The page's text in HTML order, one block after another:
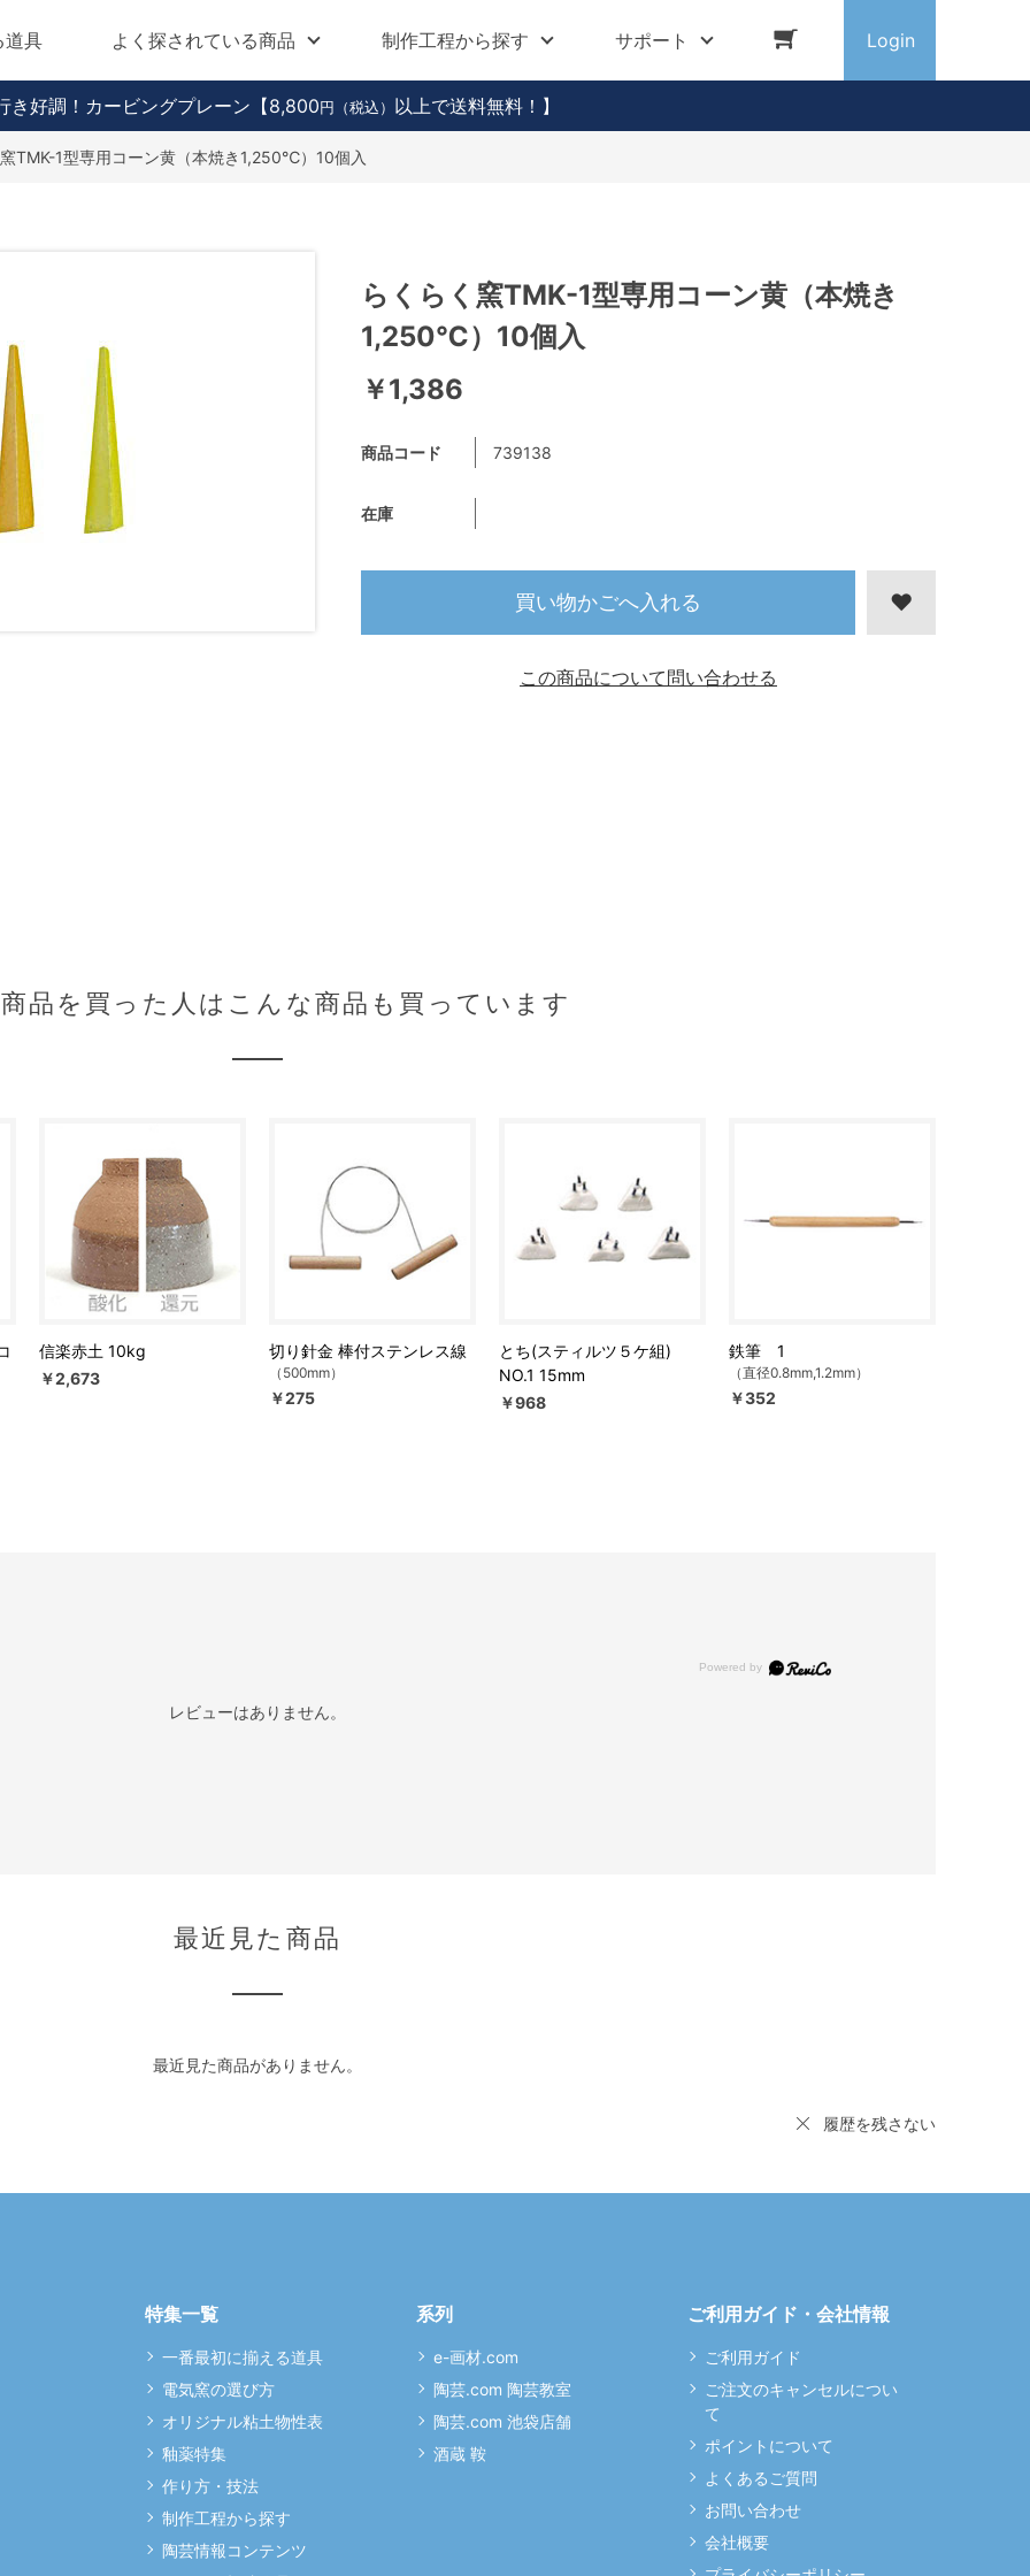
道具 よく探されている商品 制作工程から探す サポート Login
き好調！カービングプレーン 【8,800 円（税込） 以上で送料無料！】
TMK-1型専用コーン黄（本焼き1,250℃）10個入
らくらく窯TMK-1型専用コーン黄（本焼き
1,250℃）10個入
￥1,386
商品コード 739138
在庫
買い物かごへ入れる
この商品について問い合わせる
品を買った人はこんな商品も買っています
信楽赤土 10kg
￥2,673
切り針金 棒付ステンレス線
（500mm）
￥275
とち(スティルツ５ケ組)
NO.1 15mm
￥968
鉄筆 1
（直径0.8mm,1.2mm）
￥352
レビューはありません。
最近見た商品
最近見た商品がありません。
履歴を残さない
特集一覧
一番最初に揃える道具
電気窯の選び方
オリジナル粘土物性表
釉薬特集
作り方・技法
制作工程から探す
陶芸情報コンテンツ
系列
e-画材.com
陶芸.com 陶芸教室
陶芸.com 池袋店舗
酒蔵 鞍
ご利用ガイド・会社情報
ご利用ガイド
ご注文のキャンセルについ
て
ポイントについて
よくあるご質問
お問い合わせ
会社概要